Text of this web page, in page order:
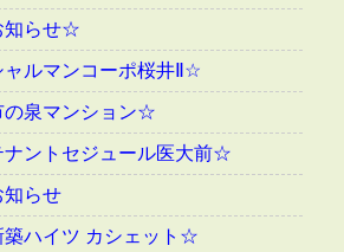
知らせ☆
ルマンコーポ桜井Ⅱ☆
泉マンション☆
ントセジュール医大前☆
知らせ
ハイツ カシェット☆